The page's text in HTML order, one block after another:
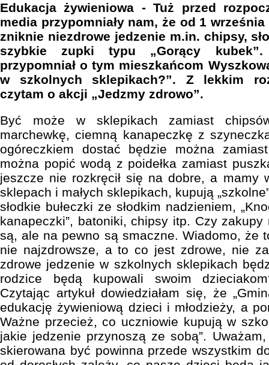
Edukacja żywieniowa - Tuż przed
media przypomniały nam, że od 1
zniknie niezdrowe jedzenie m.in. chipsy,
szybkie zupki typu „Gorący kubek”.
przypomniał o tym mieszkańcom
w szkolnych sklepikach?”. Z lekkim
czytam o akcji „Jedzmy zdrowo”.
Być może w sklepikach zamiast
marchewkę, ciemną kanapeczkę z
ogóreczkiem dostać będzie można
można popić wodą z poidełka zamiast
jeszcze nie rozkręcił się na dobre, a mamy
sklepach i małych sklepikach, kupują
słodkie bułeczki ze słodkim nadzieniem,
kanapeczki”, batoniki, chipsy itp. Czy
są, ale na pewno są smaczne. Wiadomo, że
nie najzdrowsze, a to co jest zdrowe, nie
zdrowe jedzenie w szkolnych sklepikach
rodzice będą kupowali swoim
Czytając artykuł dowiedziałam się, że
edukację żywieniową dzieci i młodzieży, a
Ważne przecież, co uczniowie kupują w
jakie jedzenie przynoszą ze sobą”.
skierowana być powinna przede wszystkim